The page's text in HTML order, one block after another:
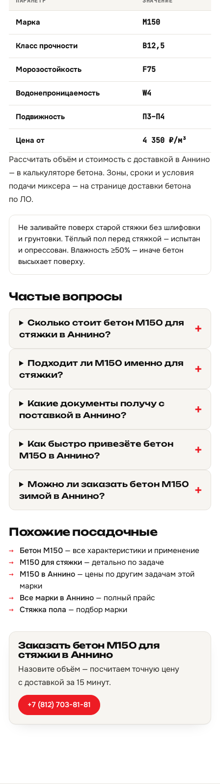
Марка М150
Класс прочности B12,5
Морозостойкость F75
Водонепроницаемость W4
Подвижность П3–П4
Цена от 4 350 ₽/м³
Рассчитать объём и стоимость с доставкой в Аннино
— в калькуляторе бетона. Зоны, сроки и условия
подачи миксера — на страницедоставки бетона
по ЛО.
Не заливайте поверх старой стяжки без шлифовки
и грунтовки. Тёплый пол перед стяжкой — испытан
и опрессован. Влажность ≥50% — иначе бетон
высыхает поверху.
Частые вопросы
Сколько стоит бетон М150 для
стяжки в Аннино?
Подходит ли М150 именно для
стяжки?
Какие документы получу с
поставкой в Аннино?
Как быстро привезёте бетон
М150 в Аннино?
Можно ли заказать бетон М150
зимой в Аннино?
Похожие посадочные
Бетон М150 — все характеристики и применение
М150 для стяжки — детально по задаче
М150 в Аннино — цены по другим задачам этой
марки
Все марки в Аннино — полный прайс
Стяжка пола — подбор марки
Заказать бетон М150 для
стяжки в Аннино
Назовите объём — посчитаем точную цену
с доставкой за 15 минут.
+7 (812) 703-81-81